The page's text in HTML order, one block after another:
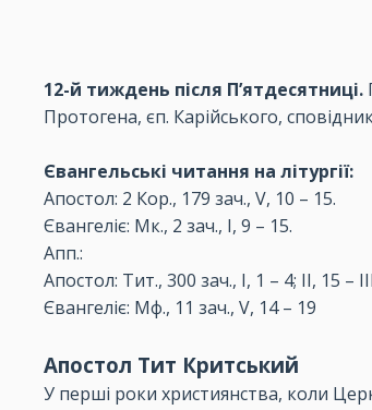
12-й тиждень після П’ятдесятниці.
Протогена, єп. Карійського,
Євангельські читання на літургії:
Апостол: 2 Кор., 179 зач., V, 10 – 15.
Євангеліє: Мк., 2 зач., I, 9 – 15.
Апп.:
Апостол: Тит., 300 зач., I, 1 – 4; II, 15 –
Євангеліє: Мф., 11 зач., V, 14 – 19
Апостол Тит Критський
У перші роки християнства, коли